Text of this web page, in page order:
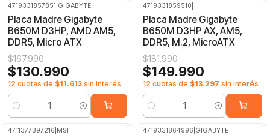
4719331857851 GIGABYTE
Placa Madre Gigabyte
B650M D3HP, AMD AM5,
DDR5, Micro ATX
$167.990
$130.990
12 cuotas de $11.613 sin interés
Cantidad
4719331859510
Placa Madre Gigabyte
B650M D3HP AX, AM5,
DDR5, M.2, MicroATX
$181.990
$149.990
12 cuotas de $13.297 sin interés
Cantidad
4711377397216 MSI 4719331864996 GIGABYTE